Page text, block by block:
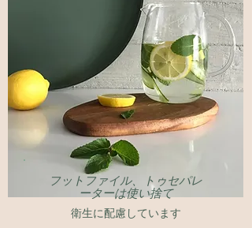
​フットファイル、トゥセパレ
ーターは使い捨て
​衛生に配慮しています